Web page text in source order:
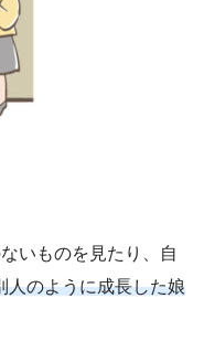
いものを見たり、自
人のように成長した娘